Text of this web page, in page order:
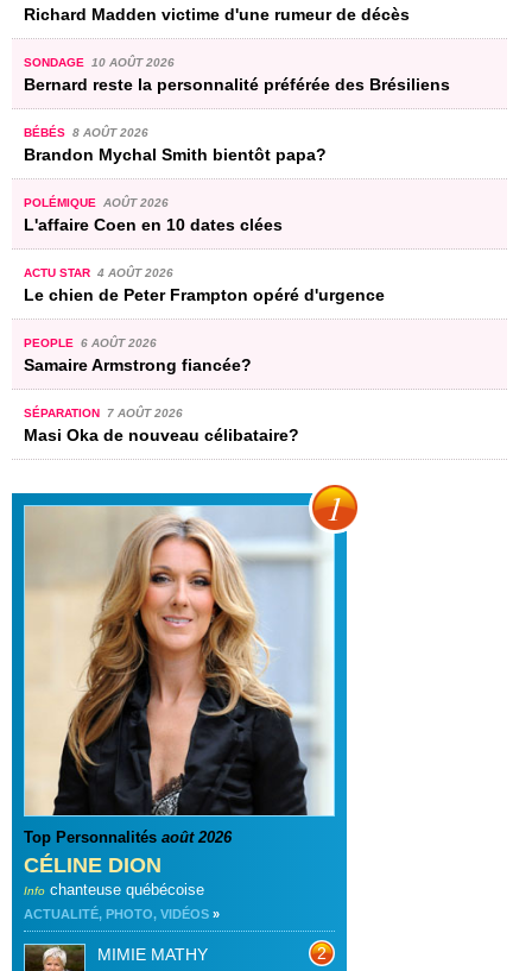
Richard Madden victime d'une rumeur de décès
SONDAGE 10 AOÛT 2026
Bernard reste la personnalité préférée des Brésiliens
BÉBÉS 8 AOÛT 2026
Brandon Mychal Smith bientôt papa?
POLÉMIQUE AOÛT 2026
L'affaire Coen en 10 dates clées
ACTU STAR 4 AOÛT 2026
Le chien de Peter Frampton opéré d'urgence
PEOPLE 6 AOÛT 2026
Samaire Armstrong fiancée?
SÉPARATION 7 AOÛT 2026
Masi Oka de nouveau célibataire?
Top Personnalités août 2026
1
CÉLINE DION
Info chanteuse québécoise
ACTUALITÉ, PHOTO, VIDÉOS »
2
MIMIE MATHY